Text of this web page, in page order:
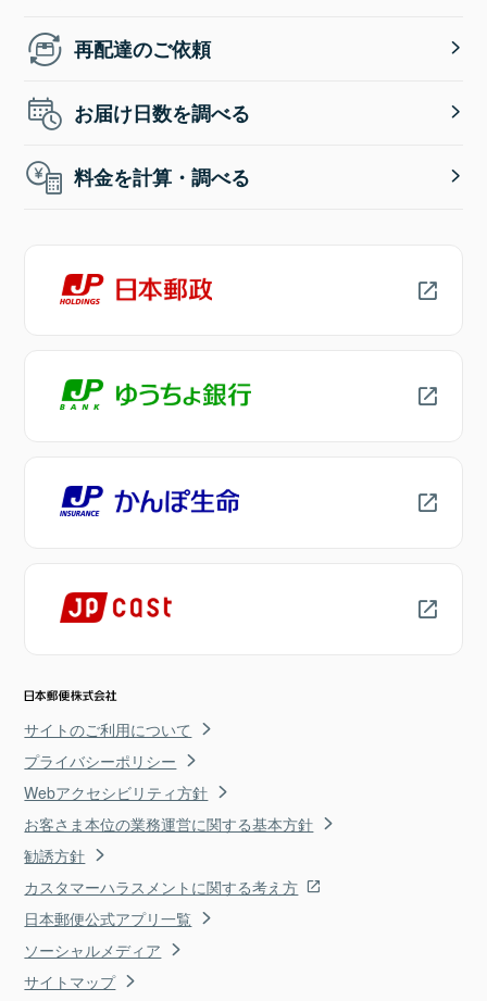
再配達のご依頼
お届け日数を調べる
料金を計算・調べる
サイトのご利用について
プライバシーポリシー
Webアクセシビリティ方針
お客さま本位の業務運営に関する基本方針
勧誘方針
カスタマーハラスメントに関する考え方
日本郵便公式アプリ一覧
ソーシャルメディア
サイトマップ